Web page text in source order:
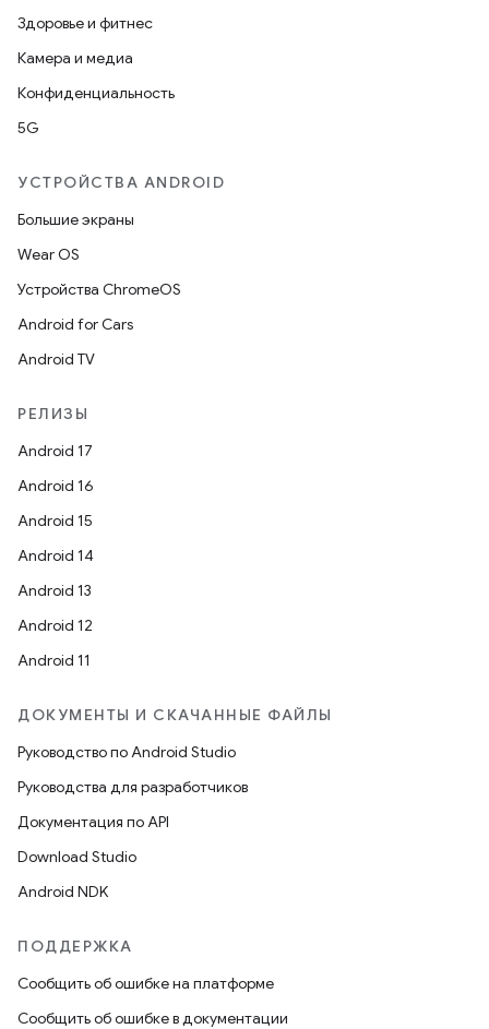
Здоровье и фитнес
Камера и медиа
Конфиденциальность
5G
УСТРОЙСТВА ANDROID
Большие экраны
Wear OS
Устройства ChromeOS
Android for Cars
Android TV
РЕЛИЗЫ
Android 17
Android 16
Android 15
Android 14
Android 13
Android 12
Android 11
ДОКУМЕНТЫ И СКАЧАННЫЕ ФАЙЛЫ
Руководство по Android Studio
Руководства для разработчиков
Документация по API
Download Studio
Android NDK
ПОДДЕРЖКА
Сообщить об ошибке на платформе
Сообщить об ошибке в документации